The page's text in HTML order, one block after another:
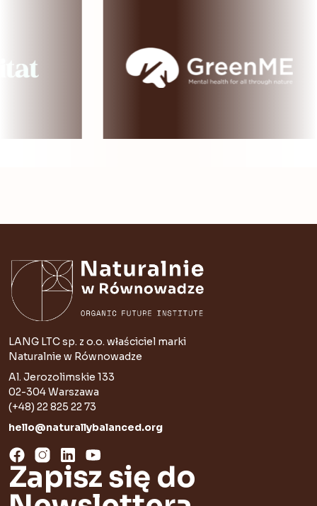
LANG LTC sp. z o.o. właściciel marki
Naturalnie w Równowadze
Al. Jerozolimskie 133
02-304 Warszawa
(+48) 22 825 22 73
hello@naturallybalanced.org
Zapisz się do